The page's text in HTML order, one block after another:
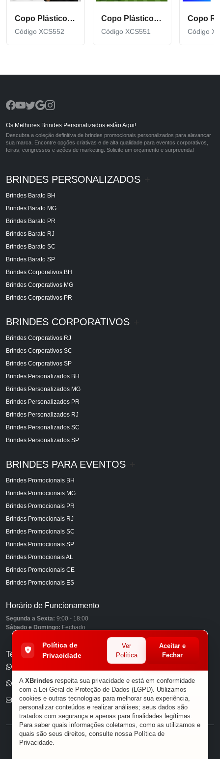
Copo Plástico de 550 ML com Tirante Personalizado XCS552
Código XCS552
Copo Plástico personalizado In Mold Label 360 XCS551
Código XCS551 Código
Os Melhores Brindes Personalizados estão Aqui!
Descubra a coleção definitiva de brindes promocionais personalizados para alavancar
sua marca. Encontre opções criativas e de alta qualidade para eventos corporativos,
feiras, congressos e ações de marketing. Solicite um orçamento e surpreenda!
BRINDES PERSONALIZADOS
Brindes Barato BH
Brindes Barato MG
Brindes Barato PR
Brindes Barato RJ
Brindes Barato SC
Brindes Barato SP
Brindes Corporativos BH
Brindes Corporativos MG
Brindes Corporativos PR
BRINDES CORPORATIVOS
Brindes Corporativos RJ
Brindes Corporativos SC
Brindes Corporativos SP
Brindes Personalizados BH
Brindes Personalizados MG
Brindes Personalizados PR
Brindes Personalizados RJ
Brindes Personalizados SC
Brindes Personalizados SP
BRINDES PARA EVENTOS
Brindes Promocionais BH
Brindes Promocionais MG
Brindes Promocionais PR
Brindes Promocionais RJ
Brindes Promocionais SC
Brindes Promocionais SP
Brindes Promocionais AL
Brindes Promocionais CE
Brindes Promocionais ES
Horário de Funcionamento
Segunda a Sexta: 9:00 - 18:00
Sábado e Domingo: Fechado
Telefones
(11) 96585-7462
E-mail
® XBRINDES
Política de
Privacidade
Ver
Política
Aceitar e
Fechar
A XBrindes respeita sua privacidade e está em conformidade
com a Lei Geral de Proteção de Dados (LGPD). Utilizamos
cookies e outras tecnologias para melhorar sua experiência,
personalizar conteúdos e realizar análises; seus dados são
tratados com segurança e apenas para finalidades legítimas.
Para saber quais informações coletamos, como as utilizamos e
quais são seus direitos, consulte nossa Política de
Privacidade.